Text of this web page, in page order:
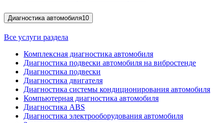
Диагностика автомобиля10
Все услуги раздела
Комплексная диагностика автомобиля
Диагностика подвески автомобиля на вибростенде
Диагностика подвески
Диагностика двигателя
Диагностика системы кондиционирования автомобиля
Компьютерная диагностика автомобиля
Диагностика ABS
Диагностика электрооборудования автомобиля